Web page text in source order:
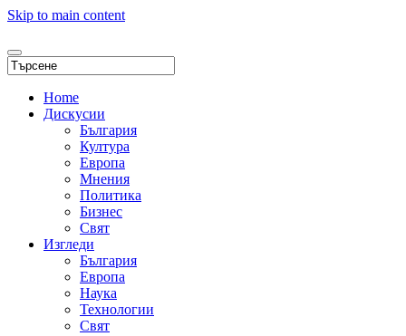
Skip to main content
Home
Дискусии
България
Култура
Европа
Мнения
Политика
Бизнес
Свят
Изгледи
България
Европа
Наука
Технологии
Свят